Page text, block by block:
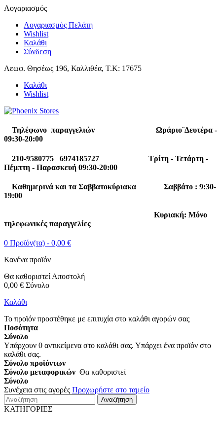
Λογαριασμός
Λογαριασμός Πελάτη
Wishlist
Καλάθι
Σύνδεση
Λεωφ. Θησέως 196, Καλλιθέα, Τ.Κ: 17675
Καλάθι
Wishlist
Τηλέφωνο παραγγελιών Ωράριο¨Δευτέρα -
09:30-20:00
210-9580775 6974185727 Τρίτη - Τετάρτη -
Πέμπτη - Παρασκευή 09:30-20:00
Καθημερινά και τα Σαββατοκύριακα Σαββάτο : 9:30-
19:00
Κυριακή: Μόνο
τηλεφωνικές παραγγελίες
0 Προϊόν(τα) - 0,00 €
Κανένα προϊόν
Θα καθοριστεί Αποστολή
0,00 € Σύνολο
Καλάθι
Το προϊόν προστέθηκε με επιτυχία στο καλάθι αγορών σας
Ποσότητα
Σύνολο
Υπάρχουν 0 αντικείμενα στο καλάθι σας. Υπάρχει ένα προϊόν στο
καλάθι σας.
Σύνολο προϊόντων
Σύνολο μεταφορικών Θα καθοριστεί
Σύνολο
Συνέχεια στις αγορές Προχωρήστε στο ταμείο
Αναζήτηση
ΚΑΤΗΓΟΡΙΕΣ